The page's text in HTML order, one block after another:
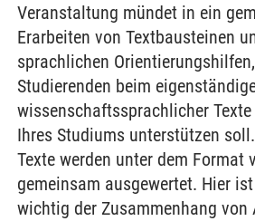
Veranstaltung mündet in ein
Erarbeiten von Textbausteinen
sprachlichen
Studierenden beim
wissenschaftssprachlicher
Ihres Studiums unterstützen
Texte werden unter dem Format
gemeinsam ausgewertet. Hier
wichtig der Zusammenhang von